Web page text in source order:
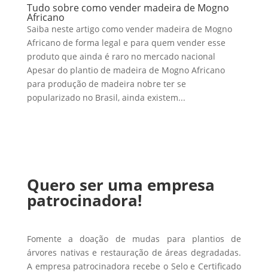
Tudo sobre como vender madeira de Mogno
Africano
Saiba neste artigo como vender madeira de Mogno
Africano de forma legal e para quem vender esse
produto que ainda é raro no mercado nacional
Apesar do plantio de madeira de Mogno Africano
para produção de madeira nobre ter se
popularizado no Brasil, ainda existem...
Quero ser uma empresa
patrocinadora!
Fomente a doação de mudas para plantios de
árvores nativas e restauração de áreas degradadas.
A empresa patrocinadora recebe o Selo e Certificado